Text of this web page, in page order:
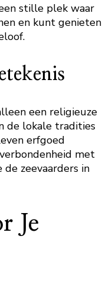
stille plek waar
en kunt genieten
een religieuze
de lokale tradities
erfgoed
met
zeevaarders in
Je